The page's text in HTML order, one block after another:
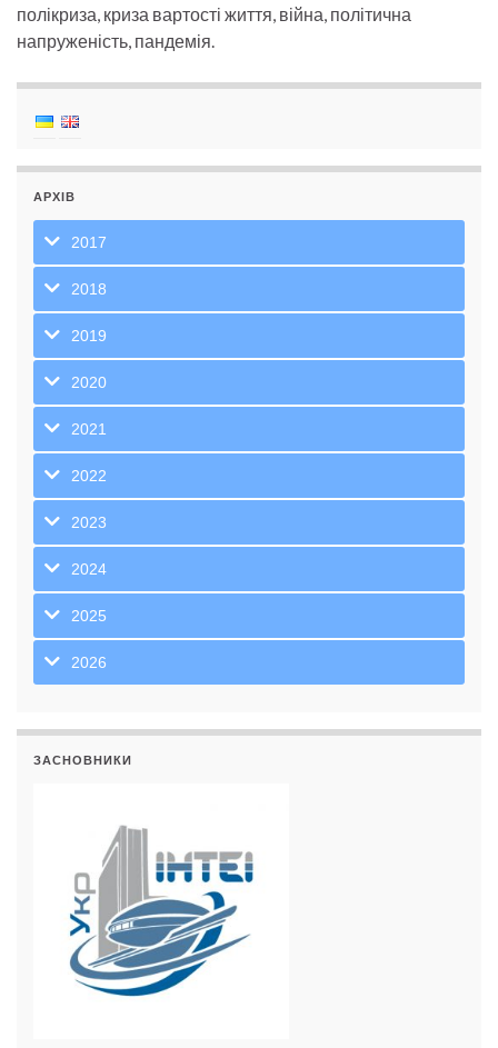
полікриза, криза вартості життя, війна, політична
напруженість, пандемія.
АРХІВ
2017
2018
2019
2020
2021
2022
2023
2024
2025
2026
ЗАСНОВНИКИ